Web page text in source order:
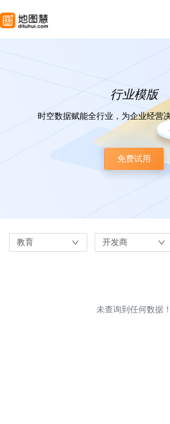
行业模版
时空数据赋能全行业，为企业经营
免费试用
教育 开发商
未查询到任何数据！